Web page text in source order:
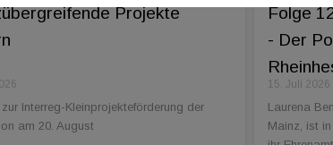
Projekte
Interreg-Kleinprojekteförderung der
am 20. August
Folge
- Der
15. Juli 2026
Laurena
Mainz, ist